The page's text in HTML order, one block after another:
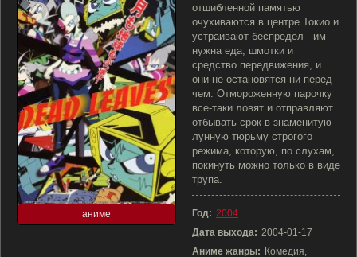
аниме
отшибленной памятью
очухиваются в центре Токио и
устраивают беспредел - им
нужна еда, шмотки и
средство передвижения, и
они не остановятся ни перед
чем. Отмороженную парочку
все-таки ловят и отправляют
отбывать срок в знаменитую
лунную тюрьму строгого
режима, которую, по слухам,
покинуть можно только в виде
трупа.
Год: 2004
Дата выхода: 2004-01-17
Аниме жанры: Комедия,